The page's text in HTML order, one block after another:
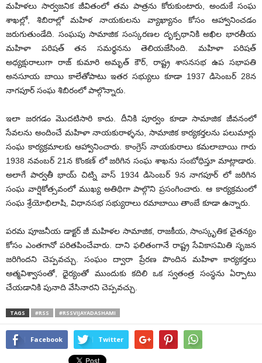
మహిళలు సార్వజనిక జీవితంలో తమ పాత్రను కోరుకుంటారు, అందుకే సంఘ
శాఖల్లో, శిబిరాల్లో మహిళ నాయకులను వ్యాఖ్యానం కోసం ఆహ్వానించడం
జరుగుతుండేది. సంఘపు సామాజిక సంస్కరణల దృక్పథానికి అఖిల భారతీయ
మహిళా పరిషత్ తన సమర్థనను తెలియజేసింది. మహిళా పరిషత్
అధ్యక్షురాలుగా రాజ్ కుమారి అమృత్ కౌర్, రాష్ట్ర శాసనసభ ఉప సభాపతి
అనసూయ బాయి కాలేతోపాటు ఇతర సభ్యులు కూడా 1937 డిసెంబర్ 28న
నాగపూర్ సంఘ శిబిరంలో పాల్గొన్నారు.
ఇలా జరగడం మొదటిసారి కాదు. దీనికి పూర్వం కూడా సామాజిక జీవనంలో
సేవలను అందించే మహిళా నాయకురాళ్ళను, సామాజిక కార్యకర్తలను పలుమార్లు
సంఘ కార్యక్రమాలకు ఆహ్వానించారు. కాంగ్రెస్ నాయకురాలు కమలాబాయి గారు
1938 నవంబర్ 21న కొంకణ్ లో జరిగిన సంఘ శాఖను సంబోధిస్తూ మాట్లాడారు.
అలాగే పార్వతీ భాయ్ చిట్ని వాస్ 1934 డిసెంబర్ 9న నాగపూర్ లో జరిగిన
సంఘ వార్షికోత్సవంలో ముఖ్య అతిథిగా పాల్గొని ప్రసంగించారు. ఆ కార్యక్రమంలో
సంఘ శ్రేయోభిలాషి, విధానసభ సభ్యురాలు రమాబాయి తాంబే కూడా ఉన్నారు.
పరమ పూజనీయ డాక్టర్ జీ మహిళల సామాజిక, రాజకీయ, సాంస్కృతిక చైతన్యం
కోసం ఎంతగానో పరితపించేవారు. దాని ఫలితంగానే రాష్ట్ర సేవికాసమితి సృజన
జరిగిందని చెప్పవచ్చు. సంఘం ద్వారా ప్రేరణ పొందిన మహిళా కార్యకర్తలు
ఆత్మవిశ్వాసంతో, ధైర్యంతో ముందుకు కదిలి ఒక స్వతంత్ర సంస్థను ఏర్పాటు
చేయడానికి పునాది వేసినారని చెప్పవచ్చు.
TAGS #RSS #RSSVIJAYADASHAMI
Facebook Twitter